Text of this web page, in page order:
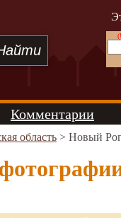
Комментарии
область > Новый